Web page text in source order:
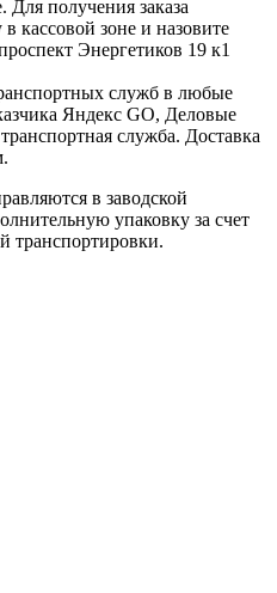
Для получения заказа
кассовой зоне и назовите
Энергетиков 19 к1
служб в любые
Яндекс GO, Деловые
служба. Доставка
в заводской
упаковку за счет
транспортировки.